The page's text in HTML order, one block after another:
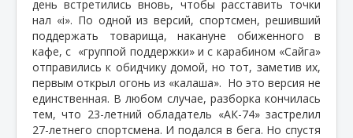
день встретились вновь, чтобы расставить точки
нал «i». По одной из версий, спортсмен, решивший
поддержать товарища, накануне обиженного в
кафе, с «группой поддержки» и с карабином «Сайга»
отправились к обидчику домой, но тот, заметив их,
первым открыл огонь из «калаша». Но это версия не
единственная. В любом случае, разборка кончилась
тем, что 23-летний обладатель «АК-74» застрелил
27-летнего спортсмена. И подался в бега. Но спустя